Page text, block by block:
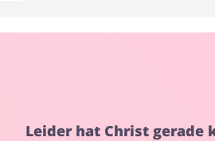
Leider hat Christ gerade